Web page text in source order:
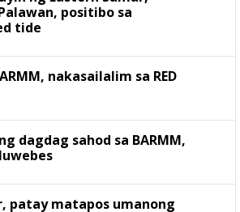
positibo sa
tide
nakasailalim sa RED
dagdag sahod sa BARMM,
patay matapos umanong